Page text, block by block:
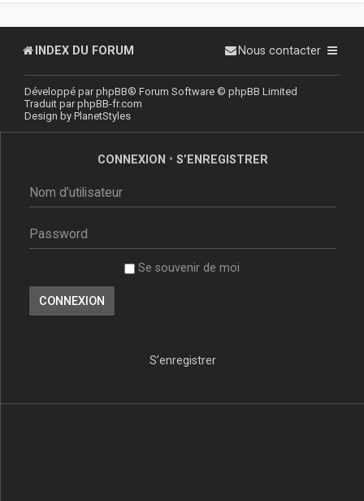
INDEX DU FORUM Nous contacter
Développé parphpBB® Forum Software © phpBB Limited
Traduit parphpBB-fr.com
Design by PlanetStyles
CONNEXION • S’ENREGISTRER
Se souvenir de moi
S’enregistrer